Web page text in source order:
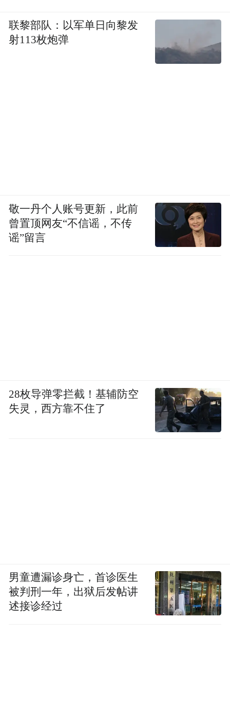
联黎部队：以军单日向黎发
射113枚炮弹
敬一丹个人账号更新，此前
曾置顶网友“不信谣，不传
谣”留言
28枚导弹零拦截！基辅防空
失灵，西方靠不住了
男童遭漏诊身亡，首诊医生
被判刑一年，出狱后发帖讲
述接诊经过